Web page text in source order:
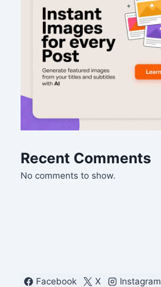
Recent Comments
No comments to show.
Facebook X Instagram